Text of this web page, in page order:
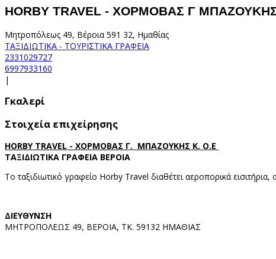
HORBY TRAVEL - ΧΟΡΜΟΒΑΣ Γ
Μητροπόλεως 49, Βέροια 591 32, Ημαθίας
ΤΑΞΙΔΙΩΤΙΚΑ - ΤΟΥΡΙΣΤΙΚΑ ΓΡΑΦΕΙΑ
2331029727
6997933160
|
Γκαλερί
Στοιχεία επιχείρησης
HORBY TRAVEL - ΧΟΡΜΟΒΑΣ Γ. ΜΠΑΖΟΥΚΗΣ Κ. Ο.Ε
ΤΑΞΙΔΙΩΤΙΚΑ ΓΡΑΦΕΙΑ ΒΕΡΟΙΑ
Το ταξιδιωτικό γραφείο Horby Travel διαθέτει αεροπορικά
ΔΙΕΥΘΥΝΣΗ
ΜΗΤΡΟΠΟΛΕΩΣ 49, ΒΕΡΟΙΑ, ΤΚ. 59132 ΗΜΑΘΙΑΣ